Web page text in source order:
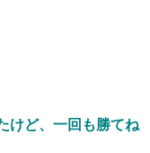
けど、一回も勝てね